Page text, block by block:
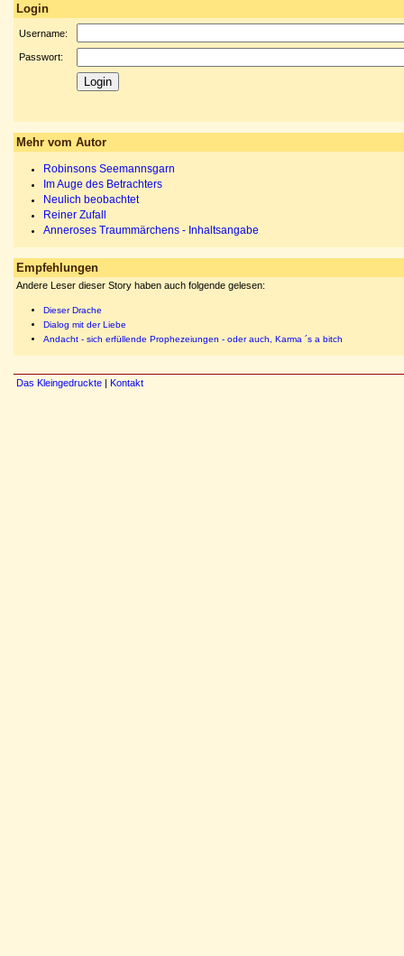
Login
Username:
Passwort:
Mehr vom Autor
Robinsons Seemannsgarn
Im Auge des Betrachters
Neulich beobachtet
Reiner Zufall
Anneroses Traummärchens - Inhaltsangabe
Empfehlungen
Andere Leser dieser Story haben auch folgende gelesen:
Dieser Drache
Dialog mit der Liebe
Andacht - sich erfüllende Prophezeiungen - oder auch, Karma ´s a bitch
Das Kleingedruckte | Kontakt